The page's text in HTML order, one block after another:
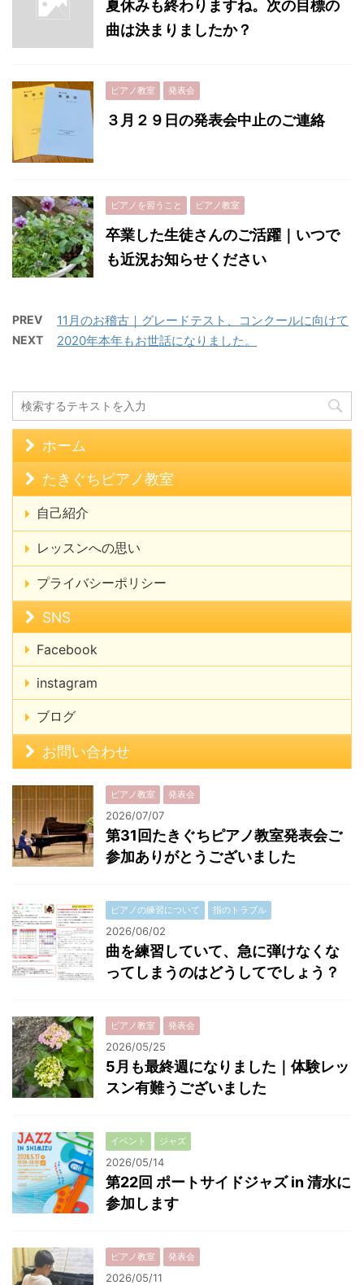
夏休みも終わりますね。次の目標の
曲は決まりましたか？
ピアノ教室 発表会
３月２９日の発表会中止のご連絡
ピアノを習うこと ピアノ教室
卒業した生徒さんのご活躍｜いつで
も近況お知らせください
PREV 11月のお稽古｜グレードテスト、コンクールに向けて
NEXT 2020年本年もお世話になりました。
ホーム
たきぐちピアノ教室
自己紹介
レッスンへの思い
プライバシーポリシー
SNS
Facebook
instagram
ブログ
お問い合わせ
ピアノ教室 発表会
2026/07/07
第31回たきぐちピアノ教室発表会ご
参加ありがとうございました
ピアノの練習について 指のトラブル
2026/06/02
曲を練習していて、急に弾けなくな
ってしまうのはどうしてでしょう？
ピアノ教室 発表会
2026/05/25
5月も最終週になりました｜体験レッ
スン有難うございました
イベント ジャズ
2026/05/14
第22回 ポートサイドジャズ in 清水に
参加します
ピアノ教室 発表会
2026/05/11